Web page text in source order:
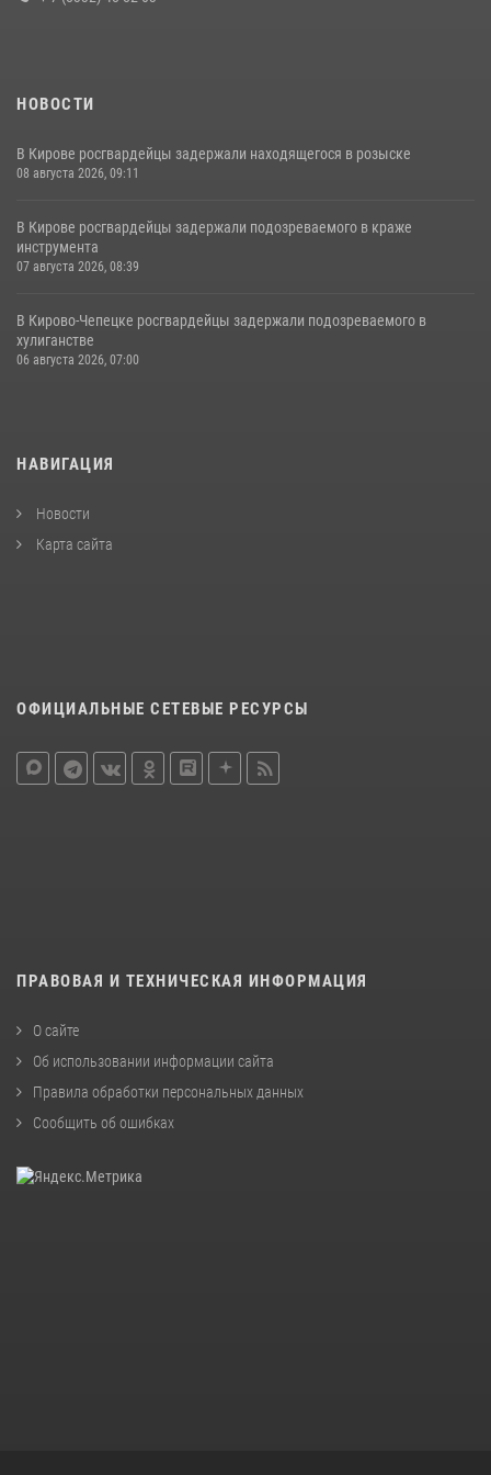
НОВОСТИ
В Кирове росгвардейцы задержали находящегося в розыске
08 августа 2026, 09:11
В Кирове росгвардейцы задержали подозреваемого в краже
инструмента
07 августа 2026, 08:39
В Кирово-Чепецке росгвардейцы задержали подозреваемого в
хулиганстве
06 августа 2026, 07:00
НАВИГАЦИЯ
Новости
Карта сайта
ОФИЦИАЛЬНЫЕ СЕТЕВЫЕ РЕСУРСЫ
ПРАВОВАЯ И ТЕХНИЧЕСКАЯ ИНФОРМАЦИЯ
О сайте
Об использовании информации сайта
Правила обработки персональных данных
Сообщить об ошибках